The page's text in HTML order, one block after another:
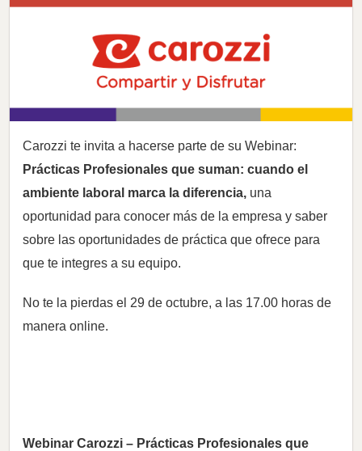
Carozzi te invita a hacerse parte de su Webinar:
Prácticas Profesionales que suman: cuando el
ambiente laboral marca la diferencia, una
oportunidad para conocer más de la empresa y saber
sobre las oportunidades de práctica que ofrece para
que te integres a su equipo.
No te la pierdas el 29 de octubre, a las 17.00 horas de
manera online.
Webinar Carozzi – Prácticas Profesionales que